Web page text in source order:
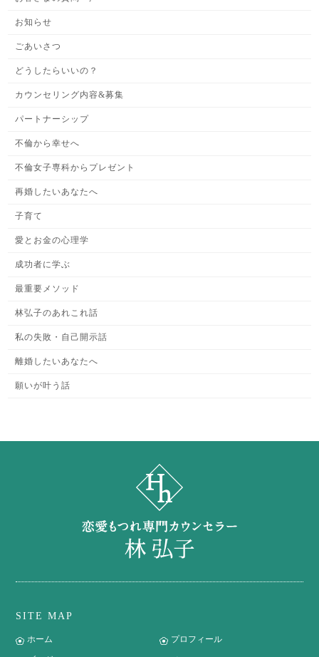
お知らせ
ごあいさつ
どうしたらいいの？
カウンセリング内容&募集
パートナーシップ
不倫から幸せへ
不倫女子専科からプレゼント
再婚したいあなたへ
子育て
愛とお金の心理学
成功者に学ぶ
最重要メソッド
林弘子のあれこれ話
私の失敗・自己開示話
離婚したいあなたへ
願いが叶う話
SITE MAP
ホーム プロフィール